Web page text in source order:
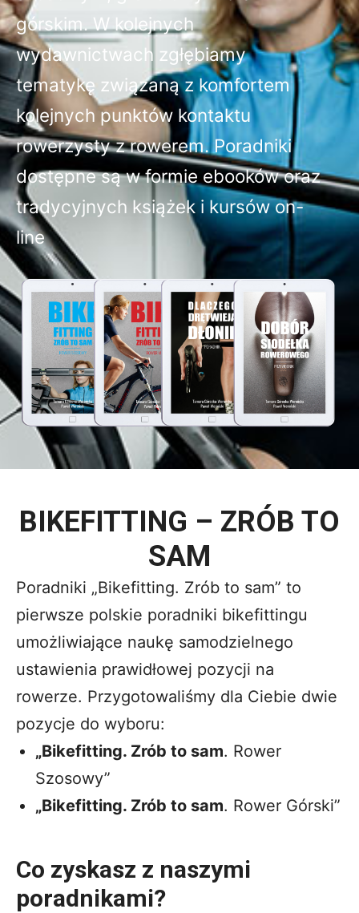
górskim. W kolejnych
wydawnictwach zgłębiamy
tematykę związaną z komfortem
kolejnych punktów kontaktu
rowerzysty z rowerem. Poradniki
dostępne są w formie ebooków oraz
tradycyjnych książek i kursów on-
line
BIKEFITTING – ZRÓB TO
SAM
Poradniki „Bikefitting. Zrób to sam” to
pierwsze polskie poradniki bikefittingu
umożliwiające naukę samodzielnego
ustawienia prawidłowej pozycji na
rowerze. Przygotowaliśmy dla Ciebie dwie
pozycje do wyboru:
„Bikefitting. Zrób to sam. Rower
Szosowy”
„Bikefitting. Zrób to sam. Rower Górski”
Co zyskasz z naszymi
poradnikami?